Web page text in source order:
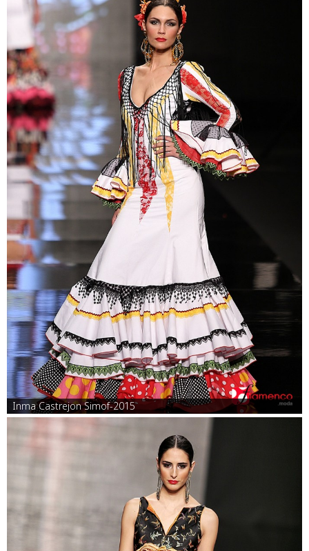
Inma Castrejon Simof-2015